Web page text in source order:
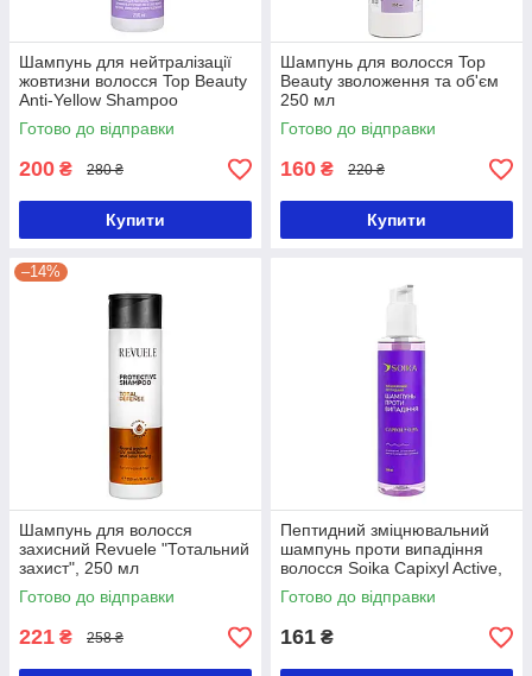
Шампунь для нейтралізації
жовтизни волосся Top Beauty
Anti-Yellow Shampoo
фіолетовий 250 мл
Готово до відправки
200 ₴ 280 ₴
Купити
Шампунь для волосся Top
Beauty зволоження та об'єм
250 мл
Готово до відправки
160 ₴ 220 ₴
Купити
–14%
Шампунь для волосся
захисний Revuele "Тотальний
захист", 250 мл
Готово до відправки
221 ₴ 258 ₴
Пептидний зміцнювальний
шампунь проти випадіння
волосся Soika Capixyl Active,
250 мл
Готово до відправки
161 ₴